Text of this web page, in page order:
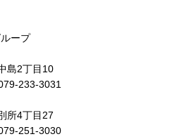
ープ
島2丁目10
233-3031
所4丁目27
251-3030